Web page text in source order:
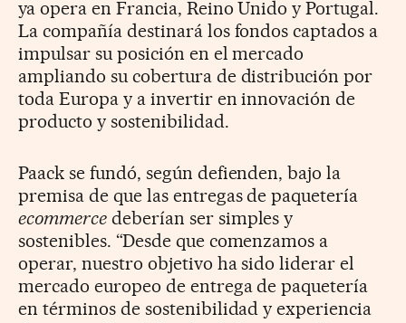
ya opera en Francia, Reino Unido y Portugal.
La compañía destinará los fondos captados a
impulsar su posición en el mercado
ampliando su cobertura de distribución por
toda Europa y a invertir en innovación de
producto y sostenibilidad.
Paack se fundó, según defienden, bajo la
premisa de que las entregas de paquetería
ecommercedeberían ser simples y
sostenibles. “Desde que comenzamos a
operar, nuestro objetivo ha sido liderar el
mercado europeo de entrega de paquetería
en términos de sostenibilidad y experiencia